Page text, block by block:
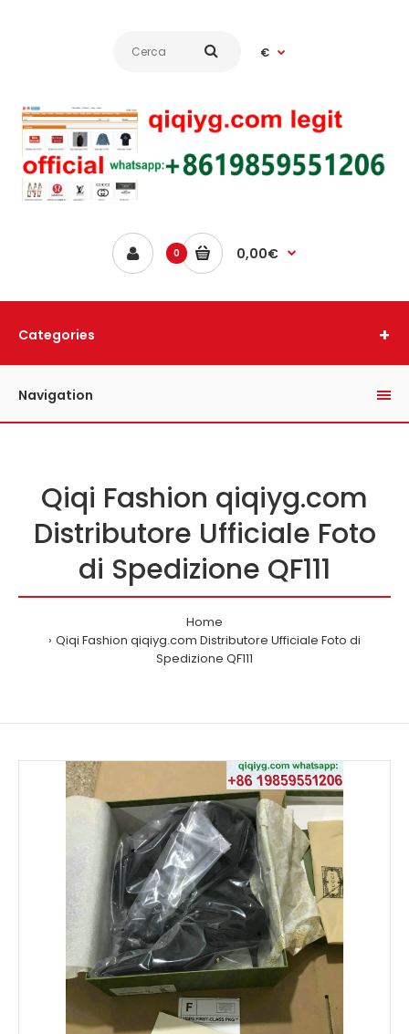
€
0 0,00€
Categories
Navigation
Qiqi Fashion qiqiyg.com
Distributore Ufficiale Foto
di Spedizione QF111
Home
Qiqi Fashion qiqiyg.com Distributore Ufficiale Foto di
Spedizione QF111